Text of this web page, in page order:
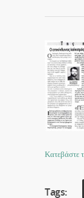
Κατεβάστε
Tags: